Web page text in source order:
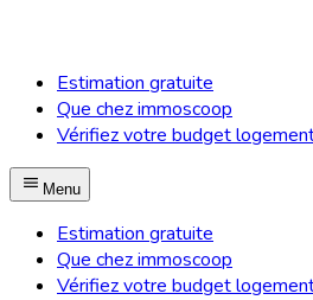
Estimation gratuite
Que chez immoscoop
Vérifiez votre budget
Menu
Estimation gratuite
Que chez immoscoop
Vérifiez votre budget